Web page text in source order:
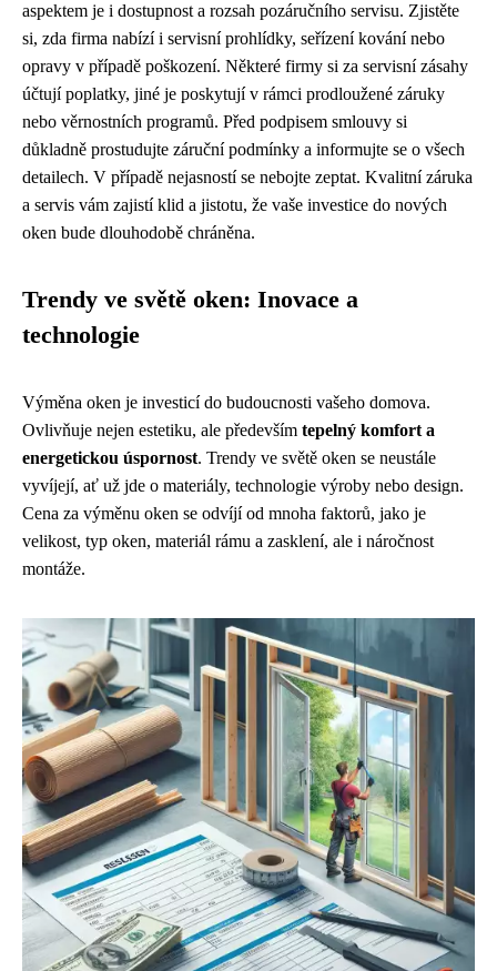
aspektem je i dostupnost a rozsah pozáručního servisu. Zjistěte
si, zda firma nabízí i servisní prohlídky, seřízení kování nebo
opravy v případě poškození. Některé firmy si za servisní zásahy
účtují poplatky, jiné je poskytují v rámci prodloužené záruky
nebo věrnostních programů. Před podpisem smlouvy si
důkladně prostudujte záruční podmínky a informujte se o všech
detailech. V případě nejasností se nebojte zeptat. Kvalitní záruka
a servis vám zajistí klid a jistotu, že vaše investice do nových
oken bude dlouhodobě chráněna.
Trendy ve světě oken: Inovace a
technologie
Výměna oken je investicí do budoucnosti vašeho domova.
Ovlivňuje nejen estetiku, ale především tepelný komfort a
energetickou úspornost. Trendy ve světě oken se neustále
vyvíjejí, ať už jde o materiály, technologie výroby nebo design.
Cena za výměnu oken se odvíjí od mnoha faktorů, jako je
velikost, typ oken, materiál rámu a zasklení, ale i náročnost
montáže.